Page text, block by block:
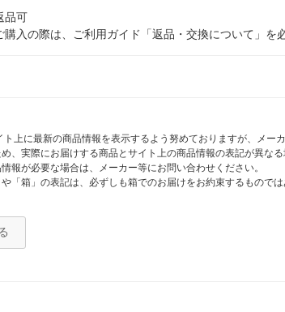
品可
購入の際は、ご利用ガイド「返品・交換について」を
上に最新の商品情報を表示するよう努めておりますが、メ
、実際にお届けする商品とサイト上の商品情報の表記が異
報が必要な場合は、メーカー等にお問い合わせください。
「箱」の表記は、必ずしも箱でのお届けをお約束するもので